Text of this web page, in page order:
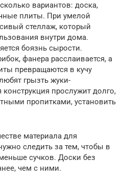
вариантов: доска,
плиты. При умелой
стеллаж, который
внутри дома.
боязнь сырости.
фанера расслаивается, а
превращаются в кучу
грызть жуки-
прослужит долго,
пропитками, установить
материала для
следить за тем, чтобы в
сучков. Доски без
чем с ними.